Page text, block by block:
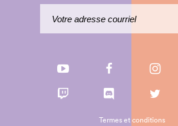
Termes et conditions